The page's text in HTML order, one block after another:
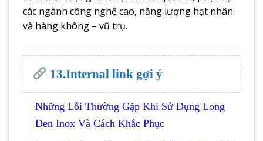
các ngành công nghệ cao, năng lượng hạt nhân
và hàng không – vũ trụ.
13.Internal link gợi ý
Những Lỗi Thường Gặp Khi Sử Dụng Long
Đen Inox Và Cách Khắc Phục